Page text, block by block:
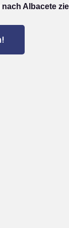
Albacete